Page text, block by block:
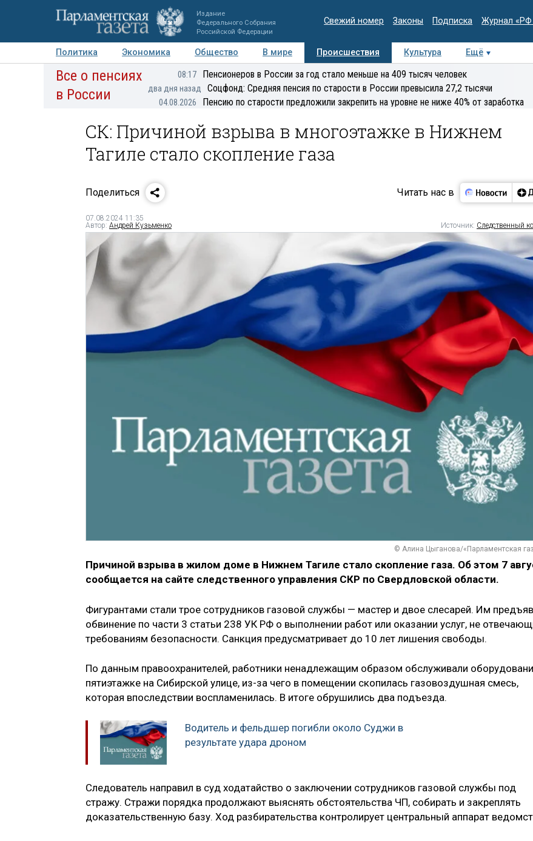
Издание
Федерального Собрания
Российской Федерации
Свежий номер Законы Подписка Журнал «РФ
Политика Экономика Общество В мире Происшествия Культура Ещё
Авторы Персоны Мнения Регионы Медиацентр Интервью Колумнисты
Все о пенсиях
в России
08:17 Пенсионеров в России за год стало меньше на 409 тысяч человек
два дня назад Соцфонд: Средняя пенсия по старости в России превысила 27,2 тысячи
04.08.2026 Пенсию по старости предложили закрепить на уровне не ниже 40% от заработка
СК: Причиной взрыва в многоэтажке в Нижнем
Тагиле стало скопление газа
Поделиться Читать нас в
07.08.2024 11:35
Автор: Андрей Кузьменко Источник: Следственный
© Алина Цыганова/«Парламентская
Причиной взрыва в жилом доме в Нижнем Тагиле стало скопление газа​. Об этом 7
сообщается на сайте следственного управления СКР по Свердловской области.
Фигурантами стали трое сотрудников газовой службы — мастер и двое слесарей. Им
обвинение по части 3 статьи 238 УК РФ о выполнении работ или оказании услуг, не
требованиям безопасности. Санкция предусматривает до 10 лет лишения свободы.
По данным правоохранителей, работники ненадлежащим образом обслуживали
пятиэтажке на Сибирской улице, из-за чего в помещении скопилась газовоздушная смесь,
которая впоследствии воспламенилась. В итоге обрушились два подъезда.
Водитель и фельдшер погибли около Суджи в
результате удара дроном
Следователь направил в суд ходатайство о заключении сотрудников газовой службы под
стражу. Стражи порядка продолжают выяснять обстоятельства ЧП, собирать и закреплять
доказательственную базу. Ход разбирательства контролирует центральный аппарат